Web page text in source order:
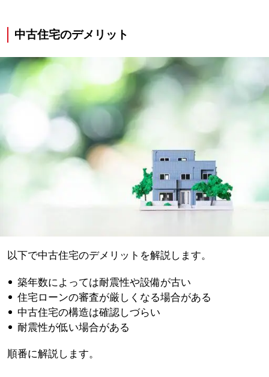
中古住宅のデメリット
以下で中古住宅のデメリットを解説します。
築年数によっては耐震性や設備が古い
住宅ローンの審査が厳しくなる場合がある
中古住宅の構造は確認しづらい
耐震性が低い場合がある
順番に解説します。